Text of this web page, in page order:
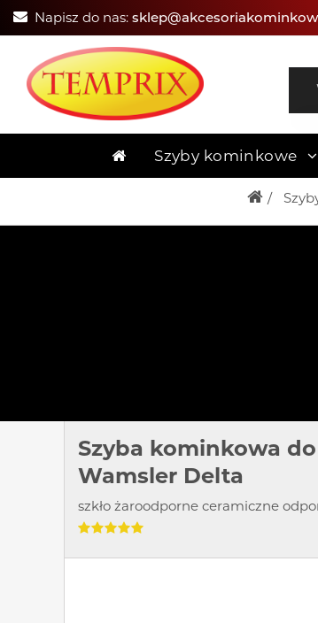
Napisz do nas:
Szyby kominkowe
Szyba kominkowa
Wamsler Delta
szkło żaroodporne ceramiczne